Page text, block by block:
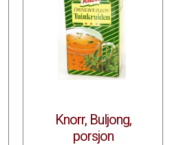
Knorr, Buljong,
porsjon